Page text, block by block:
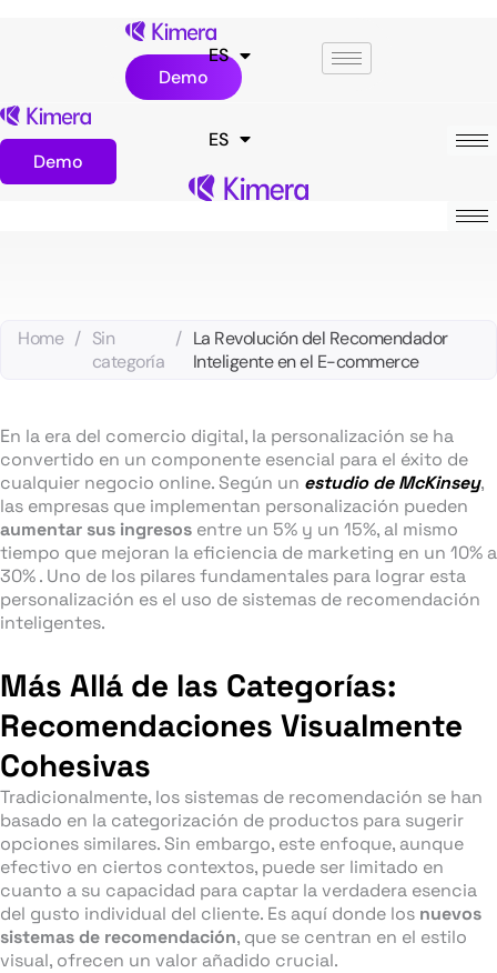
ES
EN
Demo
ES
EN
Demo
Home / Sin
categoría
/ La Revolución del Recomendador
Inteligente en el E-commerce
En la era del comercio digital, la personalización se ha
convertido en un componente esencial para el éxito de
cualquier negocio online. Según un estudio de McKinsey,
las empresas que implementan personalización pueden
aumentar sus ingresos entre un 5% y un 15%, al mismo
tiempo que mejoran la eficiencia de marketing en un 10% a
30% . Uno de los pilares fundamentales para lograr esta
personalización es el uso de sistemas de recomendación
inteligentes.
Más Allá de las Categorías:
Recomendaciones Visualmente
Cohesivas
Tradicionalmente, los sistemas de recomendación se han
basado en la categorización de productos para sugerir
opciones similares. Sin embargo, este enfoque, aunque
efectivo en ciertos contextos, puede ser limitado en
cuanto a su capacidad para captar la verdadera esencia
del gusto individual del cliente. Es aquí donde los nuevos
sistemas de recomendación, que se centran en el estilo
visual, ofrecen un valor añadido crucial.